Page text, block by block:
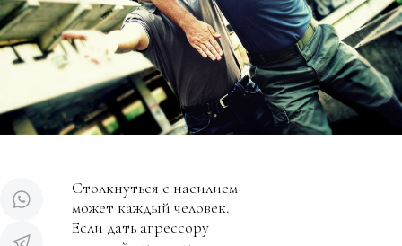
Столкнуться с насилием
может каждый человек.
Если дать агрессору